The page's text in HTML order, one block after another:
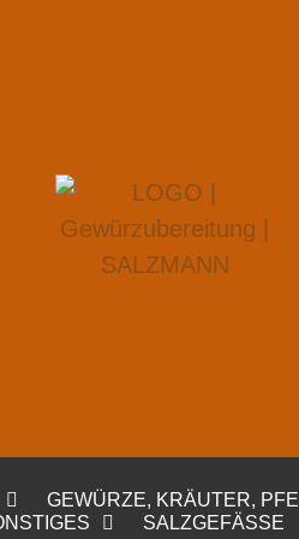
GEWÜRZE, KRÄUTER,
SALZGEFÄSSE